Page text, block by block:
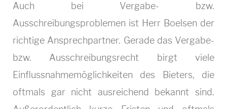
Auch bei Vergabe- bzw.
Ausschreibungsproblemen ist Herr Boelsen der
richtige Ansprechpartner. Gerade das Vergabe-
bzw. Ausschreibungsrecht birgt viele
Einflussnahmemöglichkeiten des Bieters, die
oftmals gar nicht ausreichend bekannt sind.